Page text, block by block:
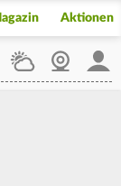
Aktionen
WetterWebcam